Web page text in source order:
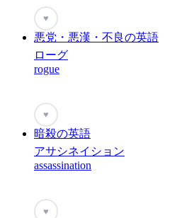
♥
悪党・悪漢・不良の英語
ローグ
rogue
♥
暗殺の英語
アサシネイション
assassination
♥